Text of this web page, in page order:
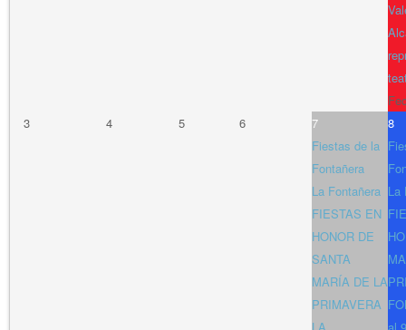
3
4 5 6
7
Fiestas de la
Fontañera
La Fontañera
FIESTAS EN
HONOR DE
SANTA
MARÍA DE LA
PRIMAVERA
8
La